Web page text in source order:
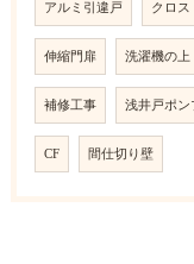
アルミ引違戸 クロス
伸縮門扉 洗濯機の上
補修工事 浅井戸ポン
CF 間仕切り壁